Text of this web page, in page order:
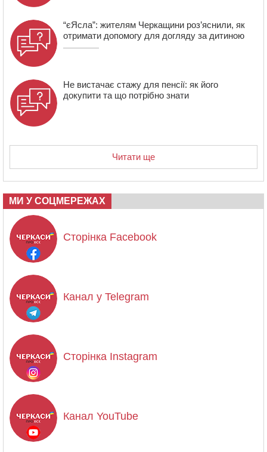
“єЯсла”: жителям Черкащини роз’яснили, як
отримати допомогу для догляду за дитиною
Не вистачає стажу для пенсії: як його
докупити та що потрібно знати
Читати ще
МИ У СОЦМЕРЕЖАХ
Сторінка Facebook
Канал у Telegram
Сторінка Instagram
Канал YouTube